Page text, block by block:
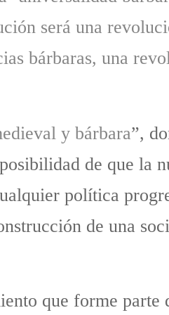
será una
bárbaras, una
y bárbara”,
de que la
política
de una
que forme parte